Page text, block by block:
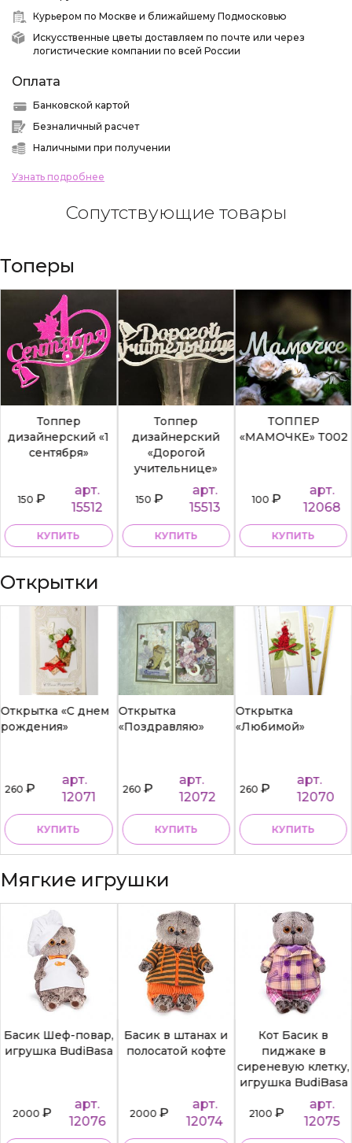
Курьером по Москве и ближайшему Подмосковью
Искусственные цветы доставляем по почте или через
логистические компании по всей России
Оплата
Банковской картой
Безналичный расчет
Наличными при получении
Узнать подробнее
Сопутствующие товары
Топеры
Топпер
дизайнерский «1
сентября»
150₽
арт.
15512
КУПИТЬ
Топпер
дизайнерский
«Дорогой
учительнице»
150₽
арт.
15513
КУПИТЬ
ТОППЕР
«МАМОЧКЕ» Т002
100₽
арт.
12068
КУПИТЬ
Открытки
Открытка «С днем
рождения»
260₽
арт.
12071
КУПИТЬ
Открытка
«Поздравляю»
260₽
арт.
12072
КУПИТЬ
Открытка
«Любимой»
260₽
арт.
12070
КУПИТЬ
Мягкие игрушки
Басик Шеф-повар,
игрушка BudiBasa
2000₽
арт.
12076
Басик в штанах и
полосатой кофте
2000₽
арт.
12074
Кот Басик в
пиджаке в
сиреневую клетку,
игрушка BudiBasa
2100₽
арт.
12075